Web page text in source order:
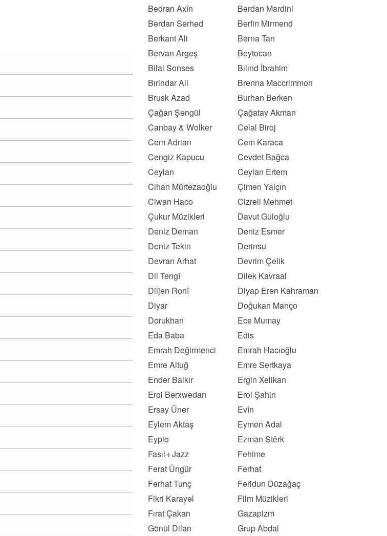
Bedran Axîn
Berdan Mardini
Berdan Serhed
Berfin Mirmend
Berkant Ali
Berna Tan
Bervan Argeş
Beytocan
Bilal Sonses
Bılınd İbrahim
Bırindar Ali
Brenna Maccrimmon
Brusk Azad
Burhan Berken
Çağan Şengül
Çağatay Akman
Canbay & Wolker
Celal Biroj
Cem Adrian
Cem Karaca
Cengiz Kapucu
Cevdet Bağca
Ceylan
Ceylan Ertem
Cihan Mürtezaoğlu
Çimen Yalçın
Ciwan Haco
Cizreli Mehmet
Çukur Müzikleri
Davut Güloğlu
Deniz Deman
Deniz Esmer
Deniz Tekin
Derinsu
Devran Arhat
Devrim Çelik
Dil Tengî
Dilek Kavraal
Diljen Ronî
Diyap Eren Kahraman
Diyar
Doğukan Manço
Dorukhan
Ece Mumay
Eda Baba
Edis
Emrah Değirmenci
Emrah Hacıoğlu
Emre Altuğ
Emre Sertkaya
Ender Balkır
Ergin Xelikan
Erol Berxwedan
Erol Şahin
Ersay Üner
Evîn
Eylem Aktaş
Eymen Adal
Eypio
Ezman Stêrk
Fasıl-ı Jazz
Fehime
Ferat Üngür
Ferhat
Ferhat Tunç
Feridun Düzağaç
Fikri Karayel
Film Müzikleri
Fırat Çakan
Gazapizm
Gönül Dilan
Grup Abdal